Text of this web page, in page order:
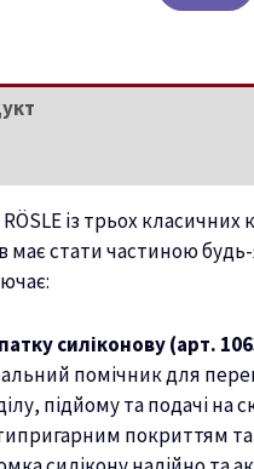
із трьох класичних
має стати частиною будь-
силіконову (арт.
помічник для
підйому та подачі на
покриттям та